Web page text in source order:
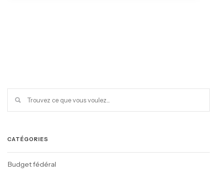
CATÉGORIES
Budget fédéral